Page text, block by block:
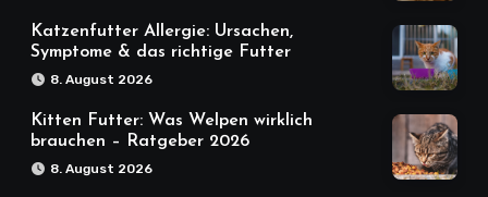
Katzenfutter Allergie: Ursachen,
Symptome & das richtige Futter
8. August 2026
Kitten Futter: Was Welpen wirklich
brauchen – Ratgeber 2026
8. August 2026